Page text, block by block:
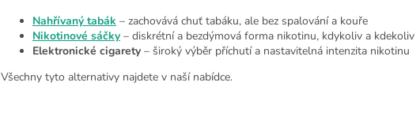
Nahřívaný tabák – zachovává chuť tabáku, ale bez spalování a kouře
Nikotinové sáčky – diskrétní a bezdýmová forma nikotinu, kdykoliv a kdekoliv
Elektronické cigarety – široký výběr příchutí a nastavitelná intenzita nikotinu
Všechny tyto alternativy najdete v naší nabídce.